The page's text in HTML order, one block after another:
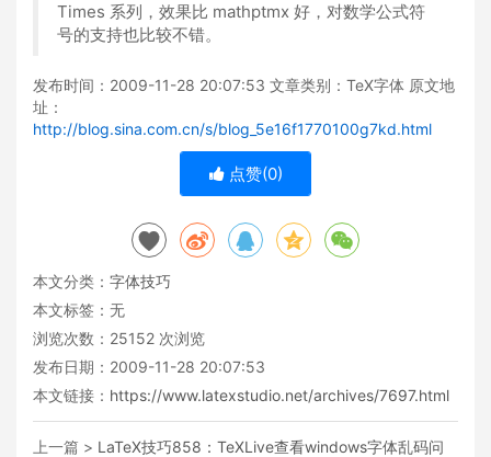
Times 系列，效果比 mathptmx 好，对数学公式符
号的支持也比较不错。
发布时间：2009-11-28 20:07:53 文章类别：TeX字体 原文地
址：
http://blog.sina.com.cn/s/blog_5e16f1770100g7kd.html
点赞(0)
本文分类： 字体技巧
本文标签：无
浏览次数： 25152 次浏览
发布日期：2009-11-28 20:07:53
本文链接： https://www.latexstudio.net/archives/7697.html
上一篇 > LaTeX技巧858：TeXLive查看windows字体乱码问